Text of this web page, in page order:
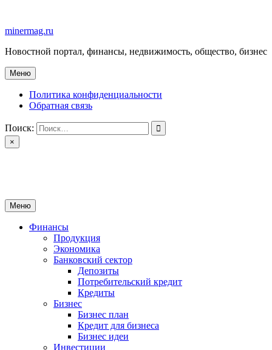
содержимому
minermag.ru
Новостной портал, финансы, недвижимость, общество, бизнес
Меню
Политика конфиденциальности
Обратная связь
Поиск:
×
Меню
Финансы
Продукция
Экономика
Банковский сектор
Депозиты
Потребительский кредит
Кредиты
Бизнес
Бизнес план
Кредит для бизнеса
Бизнес идеи
Инвестиции